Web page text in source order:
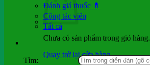
Chưa có sản phẩm trong giỏ hàng.
Quay trở lại cửa hàng
Đánh giá thuốc 💊
Cộng tác viên
Tất cả
Tìm: